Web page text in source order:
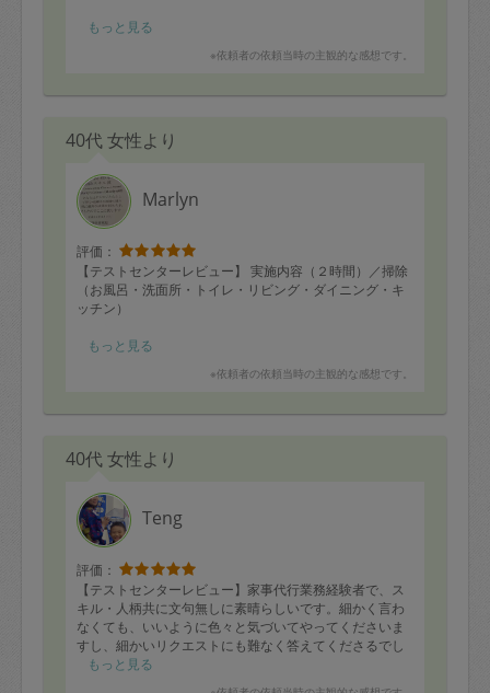
きました。
掃除対応のタスカジさんは着替えを持参された方がいい
れても良い服装に着替えることを前提に依頼者様と事前
す。
すると思いますので、自信を持って頑張ってください！
掃除道具をどこにしまうのか、雑巾の片付け方等はお仕
事開始前に確認するとスムーズでしょう。
・プロセスチェック（4点）研修ビデオ通りに行えました
が、片付ける方法・場所も一緒に確認するとより良いで
す。
・段取りの良さ（4点）タイムマネジメントは回数を重ね
ると向上すると思います
・丁寧さ（5点）着手された場所はとても丁寧でした
・主体性（4点）確認した場所をもう一回り大きく見て対
■依頼者の方へ：穏やかな話しぶりの落ち着いた方です。
にもこれから慣れていく、という状況です。日本語は少
ます。家事代行の仕事は初めてとのことですが、スキル
○プロセスチェック（４点）最初の挨拶やヒアリングをき
ちんと行うことができました。残念ながら道に迷い時間
に間に合いませんでした。きちんと電話にて連絡を入れ
てくれました。道に迷って連絡を入れるときは、開始１
０分前以上が良いです（今回は開始５分前）。
○段取りの良さ（５点）時間オーバーせず終了しました。
余った時間で洗濯物畳みをやっていただきました。あり
がとうございます。
た。スピード殿兼ね合わせでいうと素晴らしいアウトプ
○主体性（４点）作業中の質問が多かった印象です。最初
が余った場合は色々と提案してみてください。がんばっ
もっと見る
※依頼者の依頼当時の主観的な感想です。
40代 女性より
Marlyn
評価：
【テストセンターレビュー】 実施内容（２時間）／掃除
（お風呂・洗面所・トイレ・リビング・ダイニング・キ
ッチン）
■依頼者の方へ：スキルアップのために、再度OJTを行い
で、使い方、そして洗剤の区別をお教えしました。なぜ
しています。十分早いので、あまりたくさん依頼し過ぎ
りそうな量）の具体的に優先順位と掃除の仕方を説明し
りがある依頼者様、初回の依頼者様は、丸投げしない
で、きちんと細かく指示をするといいでしょう。きちん
とコミュニケーションをとって、指示すれば、あなたの
満足いく仕上がりにしてくれます。
去年のタスカジさんアワード（掃除部門）を受賞しただ
けあって、さすが、様々所に気が付き、作業は早くて丁
寧で感心しました。報酬価格帯２のスポット価格を支払
っても、十分価値を感じるお仕事振りでした。例えば、
トイレタンクの後ろ側の床、お風呂排水溝の奥、キッチ
もっと見る
※依頼者の依頼当時の主観的な感想です。
40代 女性より
Teng
評価：
【テストセンターレビュー】家事代行業務経験者で、ス
キル・人柄共に文句無しに素晴らしいです。細かく言わ
なくても、いいように色々と気づいてやってくださいま
すし、細かいリクエストにも難なく答えてくださるでし
ょう。今回私は、かなり細かいリクエストをしまして、
もっと見る